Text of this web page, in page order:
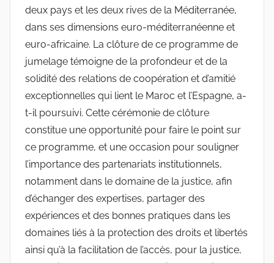
deux pays et les deux rives de la Méditerranée,
dans ses dimensions euro-méditerranéenne et
euro-africaine. La clôture de ce programme de
jumelage témoigne de la profondeur et de la
solidité des relations de coopération et d’amitié
exceptionnelles qui lient le Maroc et l’Espagne, a-
t-il poursuivi. Cette cérémonie de clôture
constitue une opportunité pour faire le point sur
ce programme, et une occasion pour souligner
l’importance des partenariats institutionnels,
notamment dans le domaine de la justice, afin
d’échanger des expertises, partager des
expériences et des bonnes pratiques dans les
domaines liés à la protection des droits et libertés
ainsi qu’à la facilitation de l’accès, pour la justice,